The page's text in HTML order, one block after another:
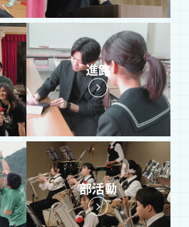
進路
部活動